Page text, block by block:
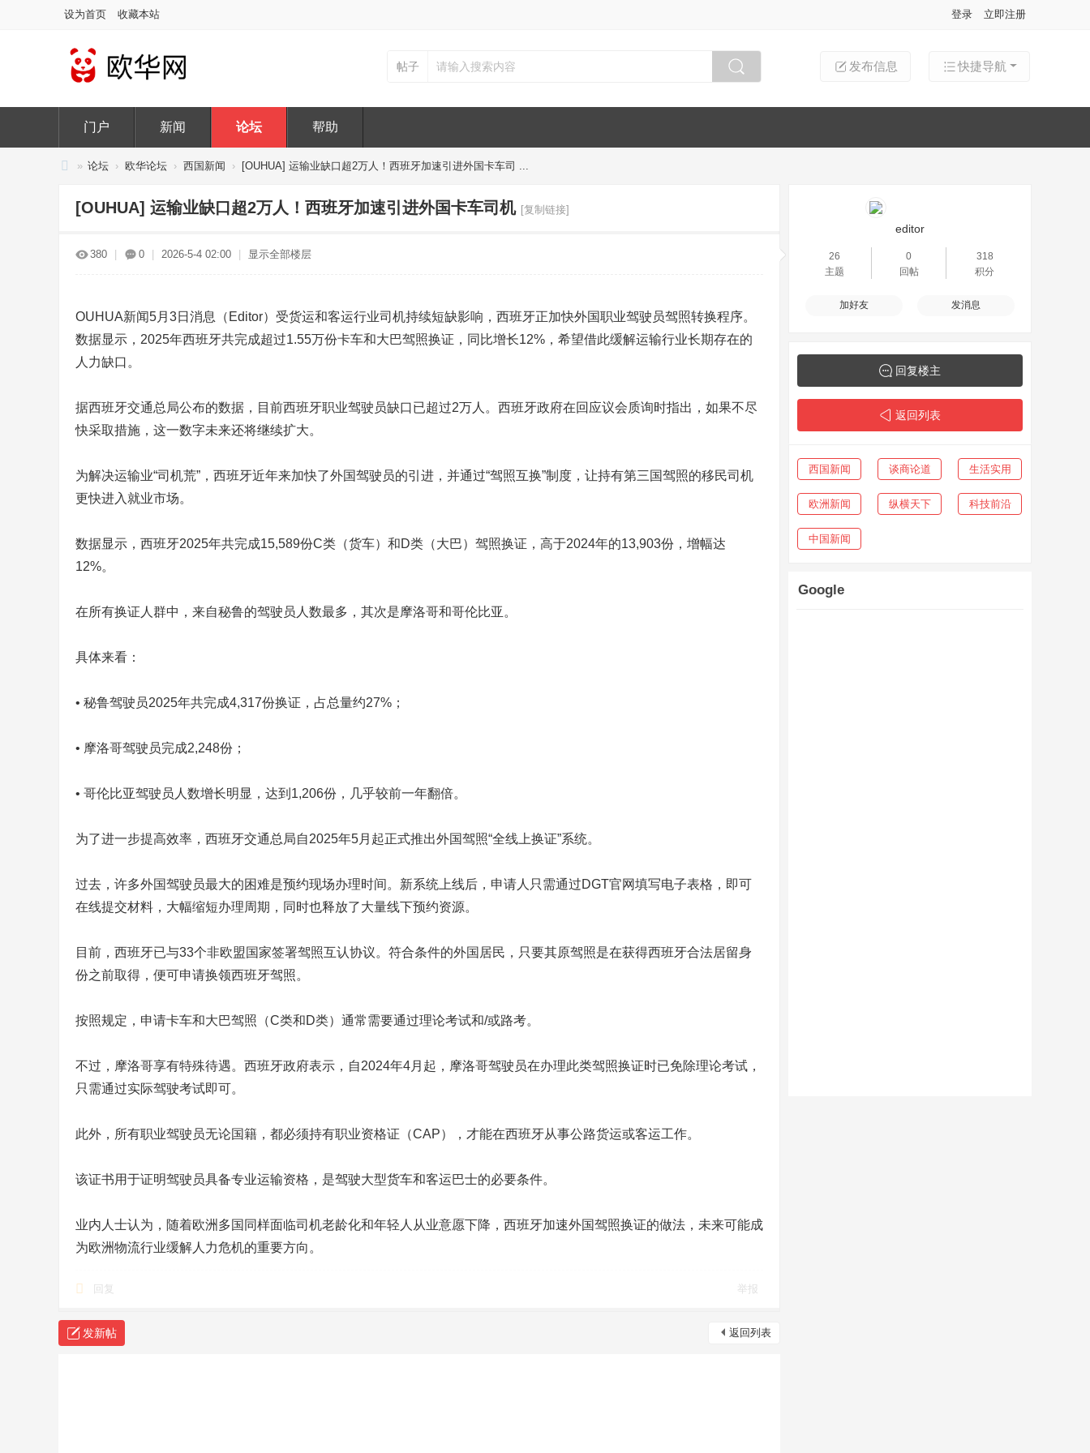
设为首页 收藏本站 登录 立即注册
快捷导航
发布信息
帖子
门户 新闻 论坛 帮助
» 论坛 › 欧华论坛 › 西国新闻 › [OUHUA] 运输业缺口超2万人！西班牙加速引进外国卡车司 ...
[OUHUA] 运输业缺口超2万人！西班牙加速引进外国卡车司机 [复制链接]
380 0 2026-5-4 02:00 显示全部楼层
OUHUA新闻5月3日消息（Editor）受货运和客运行业司机持续短缺影响，西班牙正加快外国职业驾驶员驾照转换程序。
数据显示，2025年西班牙共完成超过1.55万份卡车和大巴驾照换证，同比增长12%，希望借此缓解运输行业长期存在的
人力缺口。
据西班牙交通总局公布的数据，目前西班牙职业驾驶员缺口已超过2万人。西班牙政府在回应议会质询时指出，如果不尽
快采取措施，这一数字未来还将继续扩大。
为解决运输业“司机荒”，西班牙近年来加快了外国驾驶员的引进，并通过“驾照互换”制度，让持有第三国驾照的移民司机
更快进入就业市场。
数据显示，西班牙2025年共完成15,589份C类（货车）和D类（大巴）驾照换证，高于2024年的13,903份，增幅达
12%。
在所有换证人群中，来自秘鲁的驾驶员人数最多，其次是摩洛哥和哥伦比亚。
具体来看：
• 秘鲁驾驶员2025年共完成4,317份换证，占总量约27%；
• 摩洛哥驾驶员完成2,248份；
• 哥伦比亚驾驶员人数增长明显，达到1,206份，几乎较前一年翻倍。
为了进一步提高效率，西班牙交通总局自2025年5月起正式推出外国驾照“全线上换证”系统。
过去，许多外国驾驶员最大的困难是预约现场办理时间。新系统上线后，申请人只需通过DGT官网填写电子表格，即可
在线提交材料，大幅缩短办理周期，同时也释放了大量线下预约资源。
目前，西班牙已与33个非欧盟国家签署驾照互认协议。符合条件的外国居民，只要其原驾照是在获得西班牙合法居留身
份之前取得，便可申请换领西班牙驾照。
按照规定，申请卡车和大巴驾照（C类和D类）通常需要通过理论考试和/或路考。
不过，摩洛哥享有特殊待遇。西班牙政府表示，自2024年4月起，摩洛哥驾驶员在办理此类驾照换证时已免除理论考试，
只需通过实际驾驶考试即可。
此外，所有职业驾驶员无论国籍，都必须持有职业资格证（CAP），才能在西班牙从事公路货运或客运工作。
该证书用于证明驾驶员具备专业运输资格，是驾驶大型货车和客运巴士的必要条件。
业内人士认为，随着欧洲多国同样面临司机老龄化和年轻人从业意愿下降，西班牙加速外国驾照换证的做法，未来可能成
为欧洲物流行业缓解人力危机的重要方向。
回复 举报
返回列表
发新帖
editor
26
主题
0
回帖
318
积分
加好友 发消息
回复楼主
返回列表
西国新闻 谈商论道 生活实用
欧洲新闻 纵横天下 科技前沿
中国新闻
Google